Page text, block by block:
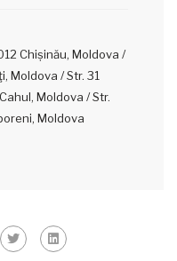
Chișinău, Moldova /
Moldova / Str. 31
Moldova / Str.
Moldova